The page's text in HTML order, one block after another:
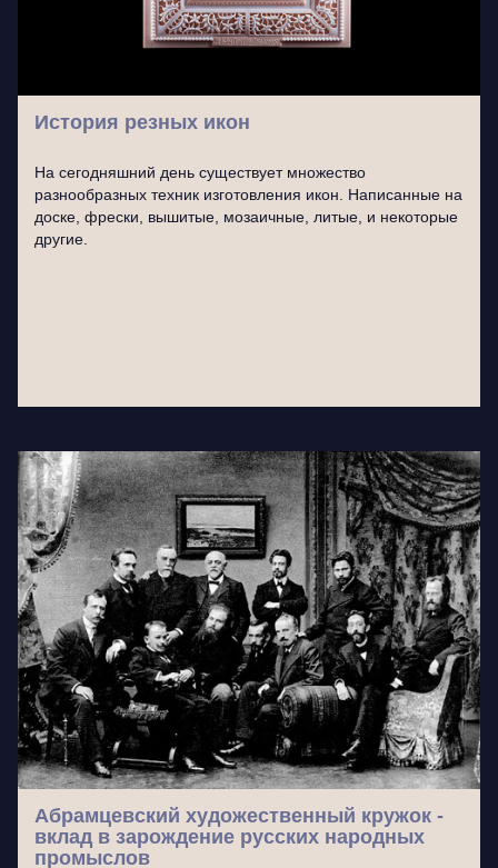
История резных икон
На сегодняшний день существует множество
разнообразных техник изготовления икон. Написанные на
доске, фрески, вышитые, мозаичные, литые, и некоторые
другие.
Абрамцевский художественный кружок -
вклад в зарождение русских народных
промыслов